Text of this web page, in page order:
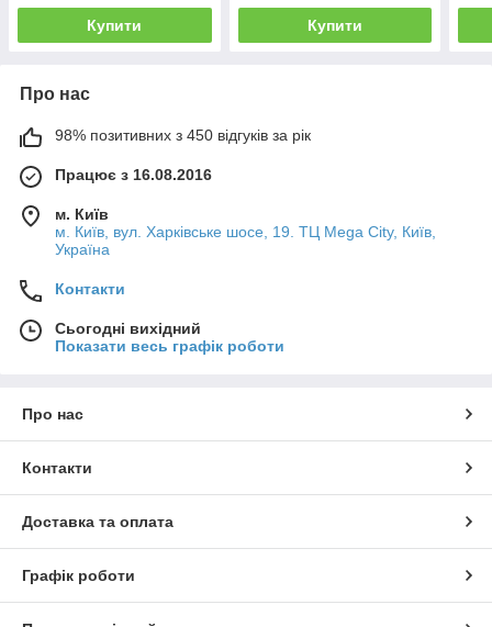
Купити Купити
Про нас
98% позитивних з 450 відгуків за рік
Працює з 16.08.2016
м. Київ
м. Київ, вул. Харківське шосе, 19. ТЦ Mega City, Київ,
Україна
Контакти
Сьогодні вихідний
Показати весь графік роботи
Про нас
Контакти
Доставка та оплата
Графік роботи